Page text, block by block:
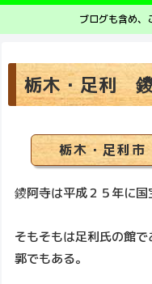
ブログも含め、
栃木・足利
栃木・足利市
鑁阿寺は平成２５年に国
そもそもは足利氏の館
郭でもある。